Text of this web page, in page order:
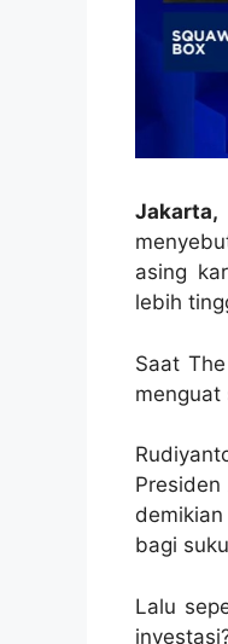
asing
lebih
Saat
menguat
bagi
Lalu